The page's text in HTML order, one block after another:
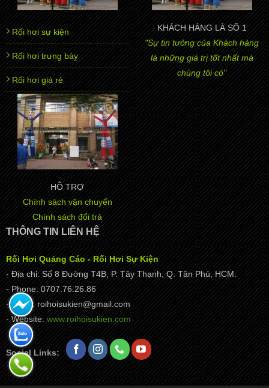
Rối hơi sự kiện
Rối hơi trưng bày
Rối hơi giá rẻ
KHÁCH HÀNG LÀ SỐ 1
"Sự tin tưởng của Khách hàng
là những giá trị tốt nhất mà
chúng tôi có"
HỖ TRỢ
Chính sách vận chuyển
Chính sách đổi trả
THÔNG TIN LIÊN HỆ
Rối Hơi Quảng Cáo - Rối Hơi Sự Kiện
- Địa chỉ: Số 8 Đường T4B, P. Tây Thạnh, Q. Tân Phú, HCM.
- Phone: 0707.76.26.86
- Email: roihoisukien@gmail.com
- Website: www.roihoisukien.com
Social Links: